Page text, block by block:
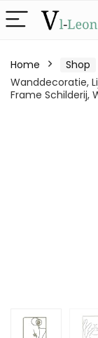
Home Shop
Wanddecoratie,
Frame Schilderij,